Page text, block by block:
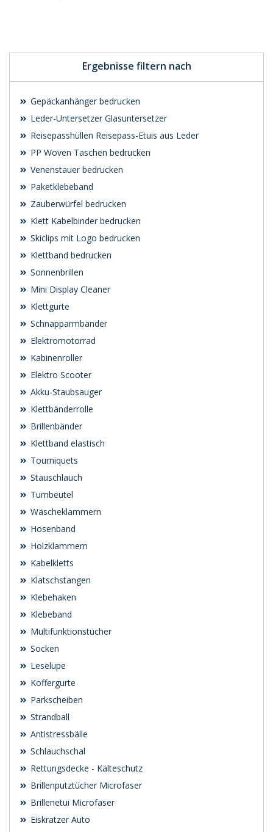
Ergebnisse filtern nach
Gepäckanhänger bedrucken
Leder-Untersetzer Glasuntersetzer
Reisepasshüllen Reisepass-Etuis aus Leder
PP Woven Taschen bedrucken
Venenstauer bedrucken
Paketklebeband
Zauberwürfel bedrucken
Klett Kabelbinder bedrucken
Skiclips mit Logo bedrucken
Klettband bedrucken
Sonnenbrillen
Mini Display Cleaner
Klettgurte
Schnapparmbänder
Elektromotorrad
Kabinenroller
Elektro Scooter
Akku-Staubsauger
Klettbänderrolle
Brillenbänder
Klettband elastisch
Tourniquets
Stauschlauch
Turnbeutel
Wäscheklammern
Hosenband
Holzklammern
Kabelkletts
Klatschstangen
Klebehaken
Klebeband
Multifunktionstücher
Socken
Leselupe
Koffergurte
Parkscheiben
Strandball
Antistressbälle
Schlauchschal
Rettungsdecke - Kälteschutz
Brillenputztücher Microfaser
Brillenetui Microfaser
Eiskratzer Auto